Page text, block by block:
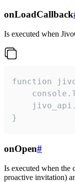
onLoadCallback
Is executed when
function
}
onOpen#
Is executed when the
proactive invitation)